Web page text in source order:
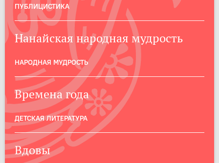
ПУБЛИЦИСТИКА
Нанайская народная мудрость
НАРОДНАЯ МУДРОСТЬ
Времена года
ДЕТСКАЯ ЛИТЕРАТУРА
Вдовы